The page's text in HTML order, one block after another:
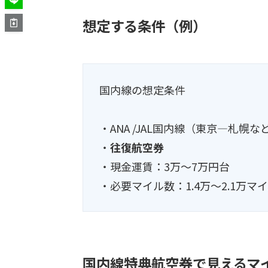
想定する条件（例）
国内線の想定条件
・ANA /JAL国内線（東京―札幌など
・ 往復航空券
・現金運賃：3万〜7万円台
・必要マイル数：1.4万〜2.1万マ
国内線特典航空券で見えるマ